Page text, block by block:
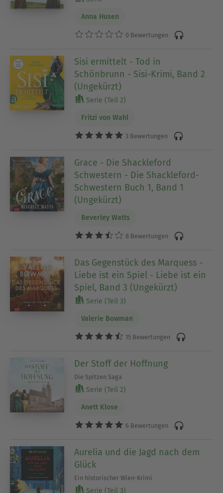
Anna Husen
0 Bewertungen
Sisi ermittelt - Tod in
Schönbrunn - Sisi-Krimi, Band 2
(Ungekürzt)
Serie (Teil 2)
Fritzi von Wahl
3 Bewertungen
Grace - Die Shackleford
Schwestern - Die Shackleford-
Schwestern Buch 1, Band 1
(Ungekürzt)
Beverley Watts
8 Bewertungen
Das Gegenstück des Marquess -
Liebe ist ein Spiel - Liebe ist ein
Spiel, Band 3 (Ungekürzt)
Serie (Teil 3)
Valerie Bowman
15 Bewertungen
Der Stoff der Hoffnung
Die Spitzen Saga
Serie (Teil 2)
Anett Klose
6 Bewertungen
Aurelia und die Jagd nach dem
Glück
Ein historischer Wien-Krimi
Serie (Teil 3)